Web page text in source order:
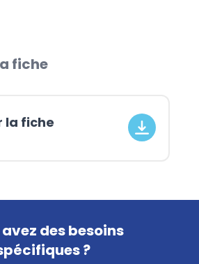
fiche
la fiche
des besoins
?